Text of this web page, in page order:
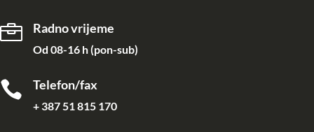
 Radno vrijeme
Od 08-16 h (pon-sub)
 Telefon/fax
+ 387 51 815 170